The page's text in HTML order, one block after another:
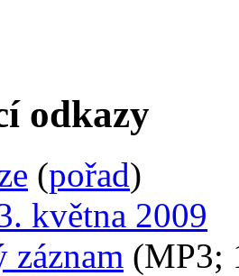
odkazy
(pořad)
května 2009
(MP3;